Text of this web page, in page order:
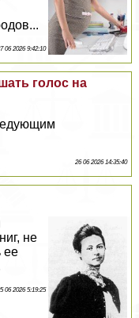
06 2026 9:42:10
голос на
26 06 2026 14:35:40
не
ее
06 2026 5:19:25